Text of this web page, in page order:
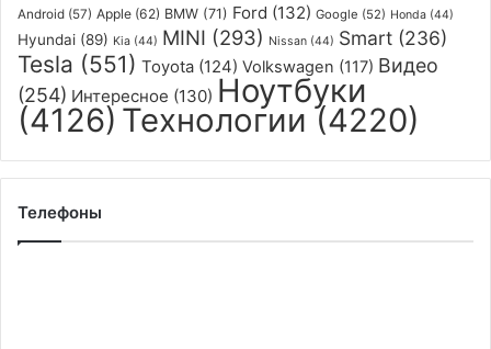
Android (57) Apple (62) BMW (71) Ford (132) Google (52) Honda (44)
Hyundai (89) Kia (44) MINI (293) Nissan (44) Smart (236)
Tesla (551) Toyota (124) Volkswagen (117) Видео
(254) Интересное (130) Ноутбуки
(4126) Технологии (4220)
Телефоны